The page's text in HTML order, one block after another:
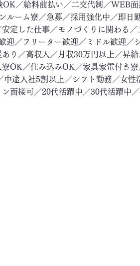
／給料前払い／二交代制／WEB
ルーム寮／急募／採用強化中／即日
定した仕事／モノづくりに関わる
迎／フリーター歓迎／ミドル歓迎／
り／高収入／月収30万円以上／昇
OK／住み込みOK／家具家電付き
途入社5割以上／シフト勤務／女
面接可／20代活躍中／30代活躍中